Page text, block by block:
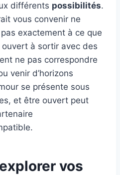
différents possibilités.
vous convenir ne
exactement à ce que
à sortir avec des
ne pas correspondre
venir d’horizons
se présente sous
et être ouvert peut
vos